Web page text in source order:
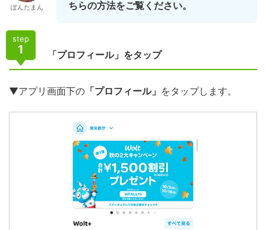
ぽんたまん
ちらの方法をご覧ください。
step
1 「プロフィール」をタップ
▼アプリ画面下の 「プロフィール」 をタップします。